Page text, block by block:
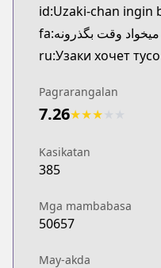
https://
id:Uzaki-chan ingin
ru:Узаки хочет
Pagrarangalan
7.26★★★
Kasikatan
385
Mga mambabasa
50657
May-akda